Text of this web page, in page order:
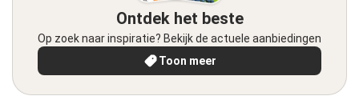
Ontdek het beste
Op zoek naar inspiratie? Bekijk de actuele aanbiedingen
Toon meer